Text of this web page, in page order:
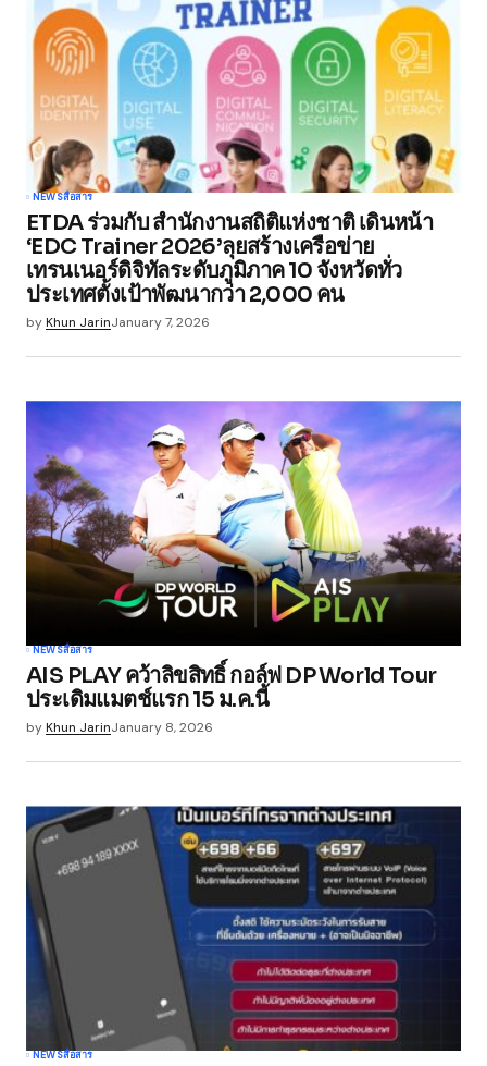
NEWSสื่อสาร
ETDA ร่วมกับ สำนักงานสถิติแห่งชาติ เดินหน้า
‘EDC Trainer 2026’ลุยสร้างเครือข่าย
เทรนเนอร์ดิจิทัลระดับภูมิภาค 10 จังหวัดทั่ว
ประเทศตั้งเป้าพัฒนากว่า 2,000 คน
byKhun JarinJanuary 7, 2026
NEWSสื่อสาร
AIS PLAY คว้าลิขสิทธิ์ กอล์ฟ DP World Tour
ประเดิมแมตช์แรก 15 ม.ค.นี้
byKhun JarinJanuary 8, 2026
NEWSสื่อสาร